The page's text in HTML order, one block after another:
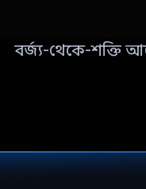
বর্জ্য-থেকে-শক্তি